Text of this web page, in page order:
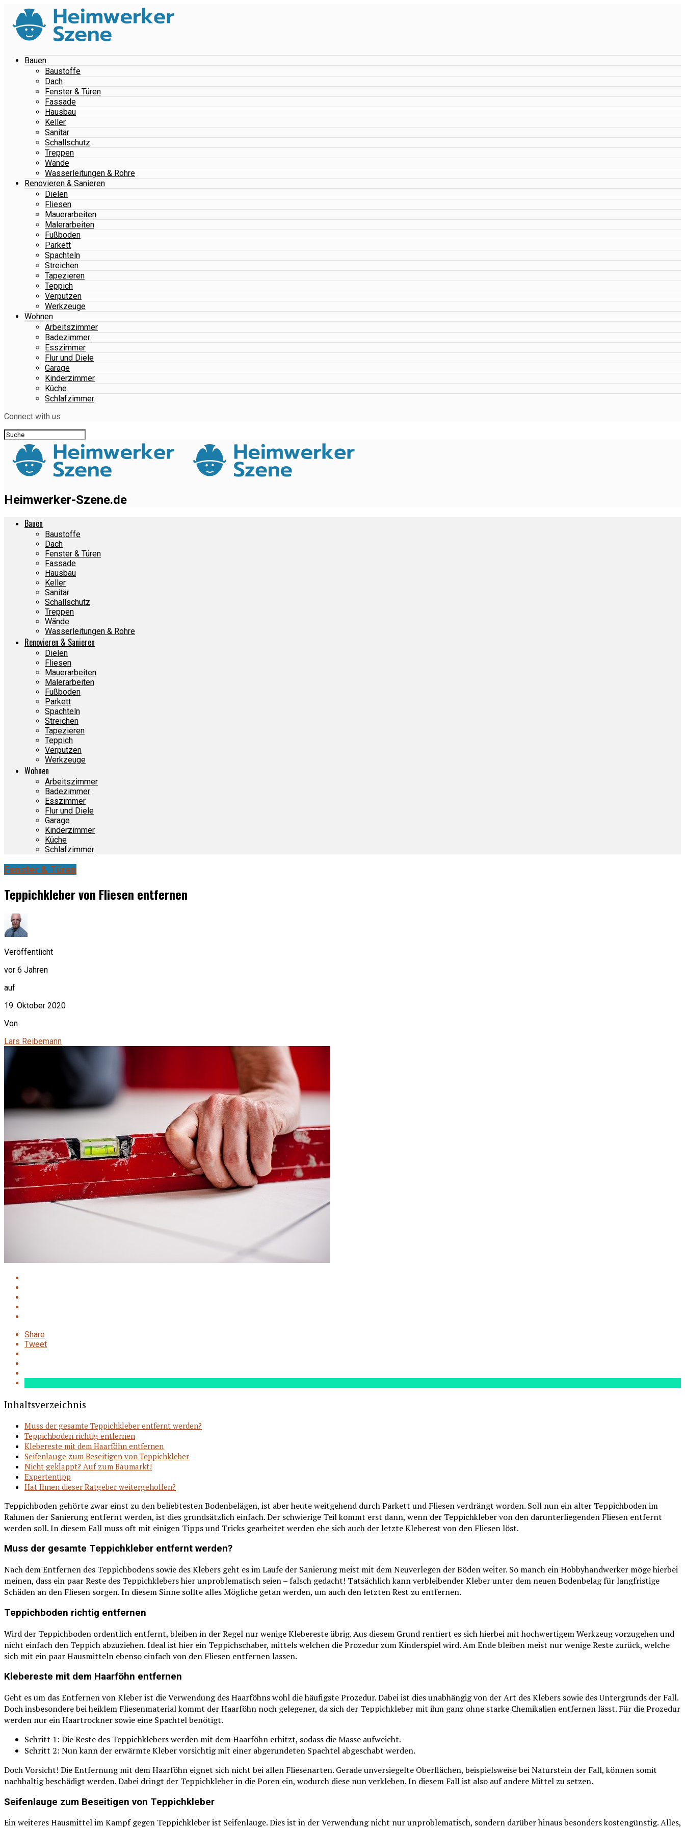
Bauen
Baustoffe
Dach
Fenster & Türen
Fassade
Hausbau
Keller
Sanitär
Schallschutz
Treppen
Wände
Wasserleitungen & Rohre
Renovieren & Sanieren
Dielen
Fliesen
Mauerarbeiten
Malerarbeiten
Fußboden
Parkett
Spachteln
Streichen
Tapezieren
Teppich
Verputzen
Werkzeuge
Wohnen
Arbeitszimmer
Badezimmer
Esszimmer
Flur und Diele
Garage
Kinderzimmer
Küche
Schlafzimmer
Connect with us
Heimwerker-Szene.de
Bauen
Baustoffe
Dach
Fenster & Türen
Fassade
Hausbau
Keller
Sanitär
Schallschutz
Treppen
Wände
Wasserleitungen & Rohre
Renovieren & Sanieren
Dielen
Fliesen
Mauerarbeiten
Malerarbeiten
Fußboden
Parkett
Spachteln
Streichen
Tapezieren
Teppich
Verputzen
Werkzeuge
Wohnen
Arbeitszimmer
Badezimmer
Esszimmer
Flur und Diele
Garage
Kinderzimmer
Küche
Schlafzimmer
Fenster & Türen
Teppichkleber von Fliesen entfernen
Veröffentlicht
vor 6 Jahren
auf
19. Oktober 2020
Von
Lars Reibemann
Share
Tweet
Inhaltsverzeichnis
Muss der gesamte Teppichkleber entfernt werden?
Teppichboden richtig entfernen
Klebereste mit dem Haarföhn entfernen
Seifenlauge zum Beseitigen von Teppichkleber
Nicht geklappt? Auf zum Baumarkt!
Expertentipp
Hat Ihnen dieser Ratgeber weitergeholfen?
Teppichboden gehörte zwar einst zu den beliebtesten Bodenbelägen, ist aber heute weitgehend durch Parkett und Fliesen verdrängt worden. Soll nun ein alter Teppichboden im
Rahmen der Sanierung entfernt werden, ist dies grundsätzlich einfach. Der schwierige Teil kommt erst dann, wenn der Teppichkleber von den darunterliegenden Fliesen entfernt
werden soll. In diesem Fall muss oft mit einigen Tipps und Tricks gearbeitet werden ehe sich auch der letzte Kleberest von den Fliesen löst.
Muss der gesamte Teppichkleber entfernt werden?
Nach dem Entfernen des Teppichbodens sowie des Klebers geht es im Laufe der Sanierung meist mit dem Neuverlegen der Böden weiter. So manch ein Hobbyhandwerker möge hierbei
meinen, dass ein paar Reste des Teppichklebers hier unproblematisch seien – falsch gedacht! Tatsächlich kann verbleibender Kleber unter dem neuen Bodenbelag für langfristige
Schäden an den Fliesen sorgen. In diesem Sinne sollte alles Mögliche getan werden, um auch den letzten Rest zu entfernen.
Teppichboden richtig entfernen
Wird der Teppichboden ordentlich entfernt, bleiben in der Regel nur wenige Klebereste übrig. Aus diesem Grund rentiert es sich hierbei mit hochwertigem Werkzeug vorzugehen und
nicht einfach den Teppich abzuziehen. Ideal ist hier ein Teppichschaber, mittels welchen die Prozedur zum Kinderspiel wird. Am Ende bleiben meist nur wenige Reste zurück, welche
sich mit ein paar Hausmitteln ebenso einfach von den Fliesen entfernen lassen.
Klebereste mit dem Haarföhn entfernen
Geht es um das Entfernen von Kleber ist die Verwendung des Haarföhns wohl die häufigste Prozedur. Dabei ist dies unabhängig von der Art des Klebers sowie des Untergrunds der Fall.
Doch insbesondere bei heiklem Fliesenmaterial kommt der Haarföhn noch gelegener, da sich der Teppichkleber mit ihm ganz ohne starke Chemikalien entfernen lässt. Für die Prozedur
werden nur ein Haartrockner sowie eine Spachtel benötigt.
Schritt 1: Die Reste des Teppichklebers werden mit dem Haarföhn erhitzt, sodass die Masse aufweicht.
Schritt 2: Nun kann der erwärmte Kleber vorsichtig mit einer abgerundeten Spachtel abgeschabt werden.
Doch Vorsicht! Die Entfernung mit dem Haarföhn eignet sich nicht bei allen Fliesenarten. Gerade unversiegelte Oberflächen, beispielsweise bei Naturstein der Fall, können somit
nachhaltig beschädigt werden. Dabei dringt der Teppichkleber in die Poren ein, wodurch diese nun verkleben. In diesem Fall ist also auf andere Mittel zu setzen.
Seifenlauge zum Beseitigen von Teppichkleber
Ein weiteres Hausmittel im Kampf gegen Teppichkleber ist Seifenlauge. Dies ist in der Verwendung nicht nur unproblematisch, sondern darüber hinaus besonders kostengünstig. Alles,